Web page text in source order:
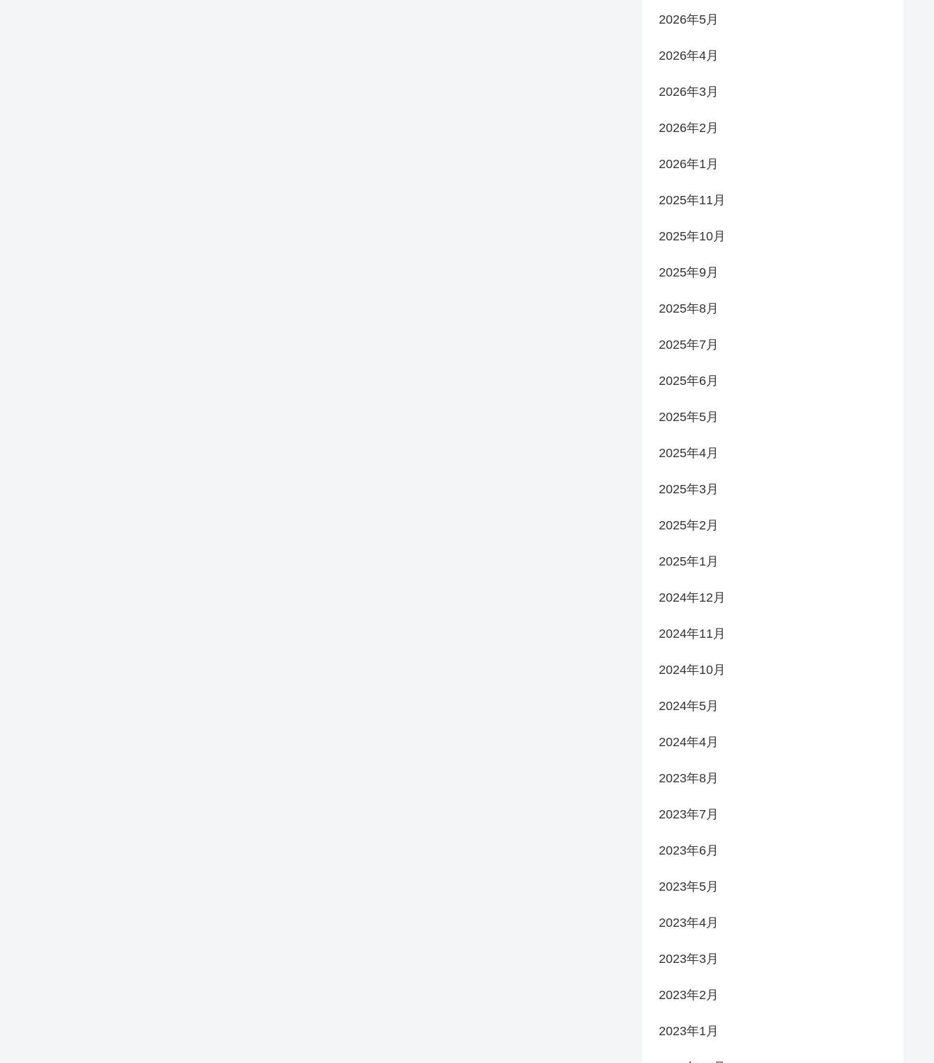
2026年5月
2026年4月
2026年3月
2026年2月
2026年1月
2025年11月
2025年10月
2025年9月
2025年8月
2025年7月
2025年6月
2025年5月
2025年4月
2025年3月
2025年2月
2025年1月
2024年12月
2024年11月
2024年10月
2024年5月
2024年4月
2023年8月
2023年7月
2023年6月
2023年5月
2023年4月
2023年3月
2023年2月
2023年1月